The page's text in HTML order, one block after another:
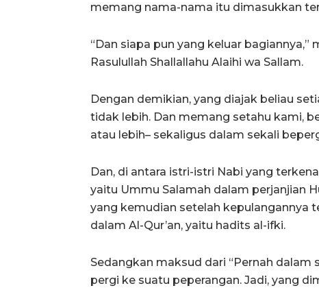
memang nama-nama itu dimasukkan
“Dan siapa pun yang keluar
Rasulullah Shallallahu Alaihi wa Sallam.
Dengan demikian, yang diajak beliau
tidak lebih. Dan memang setahu kami,
atau lebih– sekaligus dalam sekali
Dan, di antara istri-istri Nabi yang
yaitu Ummu Salamah dalam perjanjian
yang kemudian setelah kepulangannya
dalam Al-Qur’an, yaitu hadits al-ifki.
Sedangkan maksud dari “Pernah dalam
pergi ke suatu peperangan. Jadi, yang